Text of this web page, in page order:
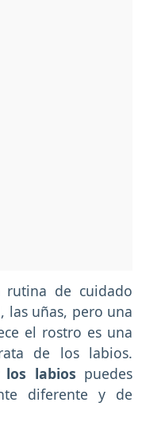
rutina de cuidado
las uñas, pero una
el rostro es una
de los labios.
los labios puedes
diferente y de